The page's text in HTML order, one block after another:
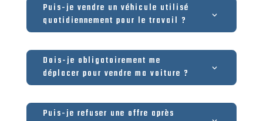
Puis-je vendre un véhicule utilisé
quotidiennement pour le travail ?
Dois-je obligatoirement me
déplacer pour vendre ma voiture ?
Puis-je refuser une offre après